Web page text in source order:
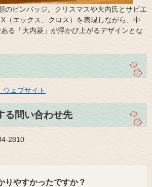
のピンバッジ。クリスマスや大内氏とサビエ
（エックス、クロス）を表現しながら、中
る「大内菱」が浮かび上がるデザインとな
ウェブサイト
る問い合わせ先
2810
りやすかったですか？